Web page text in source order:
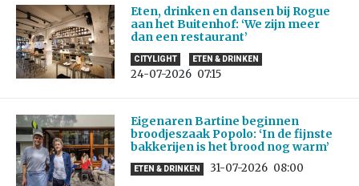
Eten, drinken en dansen bij Rogue
aan het Buitenhof: ‘We zijn meer
dan een restaurant’
CITYLIGHT ETEN & DRINKEN
24-07-2026 07:15
Eigenaren Bartine beginnen
broodjeszaak Popolo: ‘In de fijnste
bakkerijen is het brood nog warm’
ETEN & DRINKEN 31-07-2026 08:00